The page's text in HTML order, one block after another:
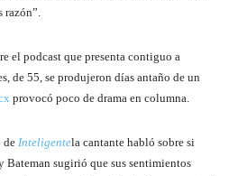
razón”.
el podcast que presenta contiguo a
de 55, se produjeron días antaño de un
provocó poco de drama en columna.
de Inteligentela cantante habló sobre si
Bateman sugirió que sus sentimientos